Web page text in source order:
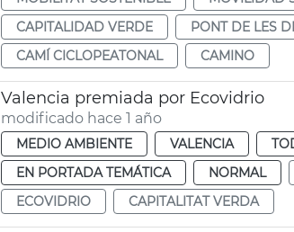
CAPITALIDAD VERDE
PONT DE LES
CAMÍ CICLOPEATONAL
CAMINO
Valencia premiada por Ecovidrio
modificado hace 1 año
MEDIO AMBIENTE VALENCIA
EN PORTADA TEMÁTICA
NORMAL
ECOVIDRIO
CAPITALITAT VERDA